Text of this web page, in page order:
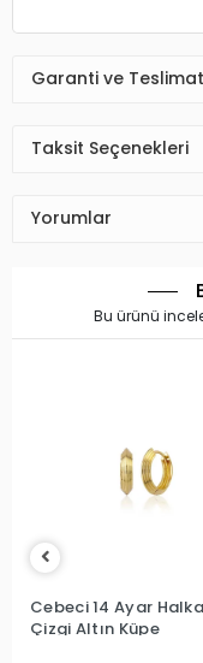
Garanti ve Teslimat
Taksit Seçenekleri
Yorumlar
Bu ürünü
Cebeci 14 Ayar Halka
Çizgi Altın Küpe